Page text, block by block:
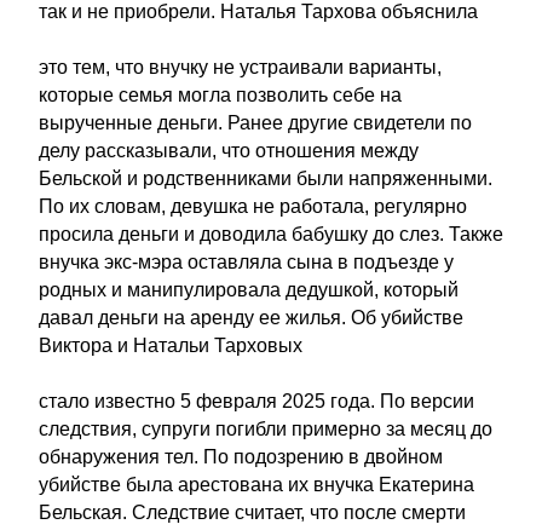
так и не приобрели. Наталья Тархова объяснила
это тем, что внучку не устраивали варианты,
которые семья могла позволить себе на
вырученные деньги. Ранее другие свидетели по
делу рассказывали, что отношения между
Бельской и родственниками были напряженными.
По их словам, девушка не работала, регулярно
просила деньги и доводила бабушку до слез. Также
внучка экс-мэра оставляла сына в подъезде у
родных и манипулировала дедушкой, который
давал деньги на аренду ее жилья. Об убийстве
Виктора и Натальи Тарховых
стало известно 5 февраля 2025 года. По версии
следствия, супруги погибли примерно за месяц до
обнаружения тел. По подозрению в двойном
убийстве была арестована их внучка Екатерина
Бельская. Следствие считает, что после смерти